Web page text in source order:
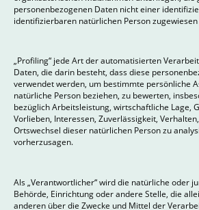
personenbezogenen Daten nicht einer
identifizierbaren natürlichen Person
„Profiling“ jede Art der automatisierten
Daten, die darin besteht, dass diese
verwendet werden, um bestimmte persönliche
natürliche Person beziehen, zu bewerten,
bezüglich Arbeitsleistung, wirtschaftliche Lage,
Vorlieben, Interessen, Zuverlässigkeit,
Ortswechsel dieser natürlichen Person zu
vorherzusagen.
Als „Verantwortlicher“ wird die natürliche oder
Behörde, Einrichtung oder andere Stelle, die
anderen über die Zwecke und Mittel der